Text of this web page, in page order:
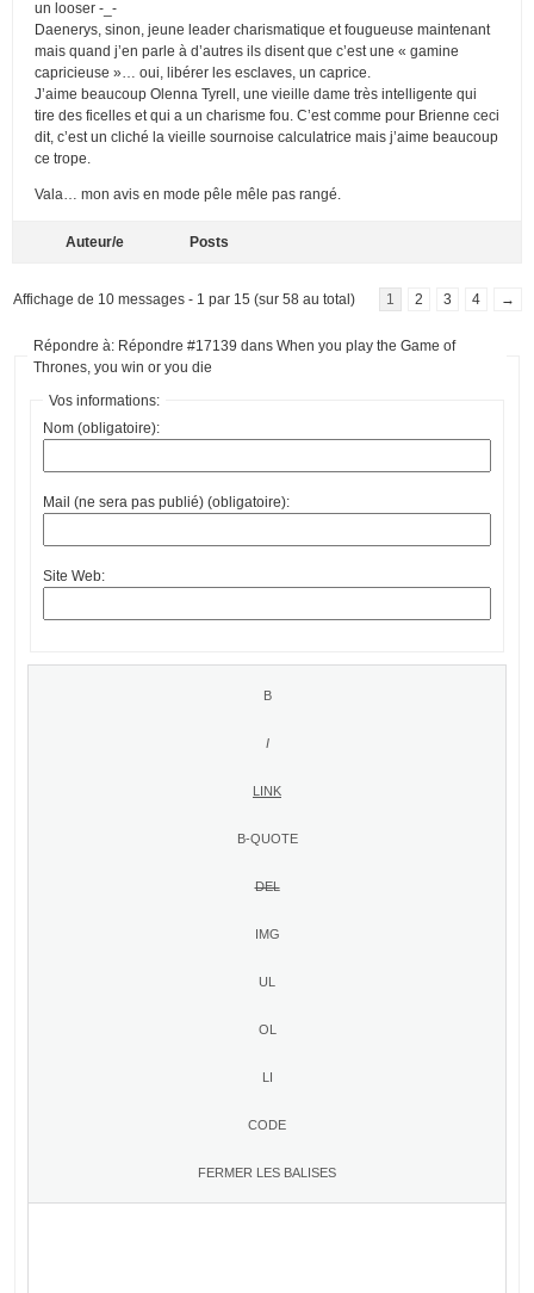
un looser -_-
Daenerys, sinon, jeune leader charismatique et fougueuse maintenant
mais quand j’en parle à d’autres ils disent que c’est une « gamine
capricieuse »… oui, libérer les esclaves, un caprice.
J’aime beaucoup Olenna Tyrell, une vieille dame très intelligente qui
tire des ficelles et qui a un charisme fou. C’est comme pour Brienne ceci
dit, c’est un cliché la vieille sournoise calculatrice mais j’aime beaucoup
ce trope.
Vala… mon avis en mode pêle mêle pas rangé.
Auteur/e Posts
Affichage de 10 messages - 1 par 15 (sur 58 au total) 1 2 3 4 →
Répondre à: Répondre #17139 dans When you play the Game of
Thrones, you win or you die
Vos informations:
Nom (obligatoire):
Mail (ne sera pas publié) (obligatoire):
Site Web: